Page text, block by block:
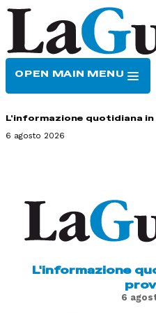
OPEN MAIN MENU
L'informazione quotidiana in
6 agosto 2026
L'informazione
6